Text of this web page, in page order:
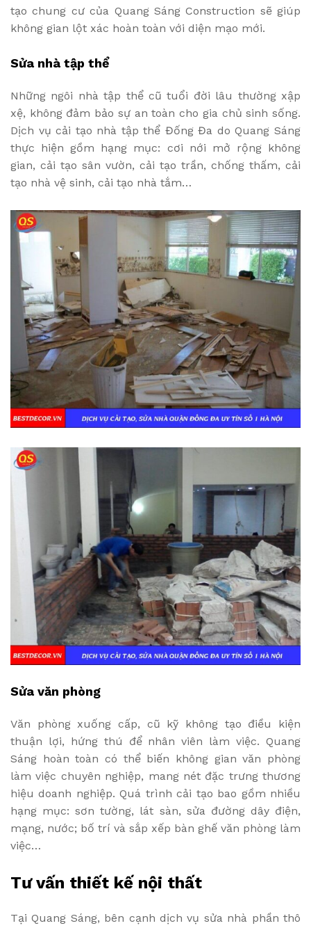
tạo chung cư của Quang Sáng Construction sẽ giúp
không gian lột xác hoàn toàn với diện mạo mới.
Sửa nhà tập thể
Những ngôi nhà tập thể cũ tuổi đời lâu thường xập
xệ, không đảm bảo sự an toàn cho gia chủ sinh sống.
Dịch vụ cải tạo nhà tập thể Đống Đa do Quang Sáng
thực hiện gồm hạng mục: cơi nới mở rộng không
gian, cải tạo sân vườn, cải tạo trần, chống thấm, cải
tạo nhà vệ sinh, cải tạo nhà tắm…
Sửa văn phòng
Văn phòng xuống cấp, cũ kỹ không tạo điều kiện
thuận lợi, hứng thú để nhân viên làm việc. Quang
Sáng hoàn toàn có thể biến không gian văn phòng
làm việc chuyên nghiệp, mang nét đặc trưng thương
hiệu doanh nghiệp. Quá trình cải tạo bao gồm nhiều
hạng mục: sơn tường, lát sàn, sửa đường dây điện,
mạng, nước; bố trí và sắp xếp bàn ghế văn phòng làm
việc…
Tư vấn thiết kế nội thất
Tại Quang Sáng, bên cạnh dịch vụ sửa nhà phần thô